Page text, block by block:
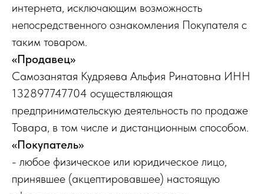
интернета, исключающим возможность
непосредственного ознакомления Покупателя с
таким товаром.
«Продавец»
Самозанятая Кудряева Альфия Ринатовна ИНН
132897747704 осуществляющая
предпринимательскую деятельность по продаже
Товара, в том числе и дистанционным способом.
«Покупатель»
- любое физическое или юридическое лицо,
принявшее (акцептировавшее) настоящую